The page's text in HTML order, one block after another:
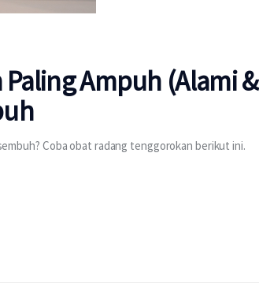
Ampuh (Alami &
Coba obat radang tenggorokan berikut ini.